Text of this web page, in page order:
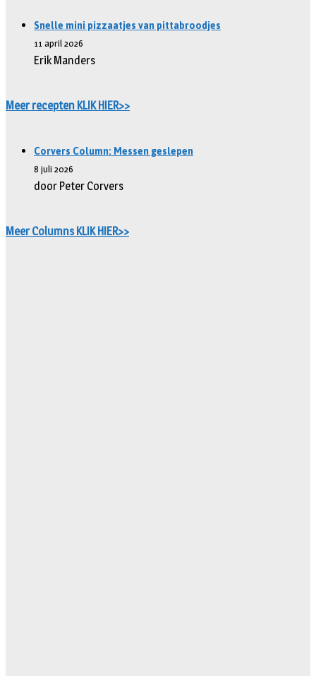
Snelle mini pizzaatjes van pittabroodjes
11 april 2026
Erik Manders
Meer recepten KLIK HIER>>
Corvers Column: Messen geslepen
8 juli 2026
door Peter Corvers
Meer Columns KLIK HIER>>